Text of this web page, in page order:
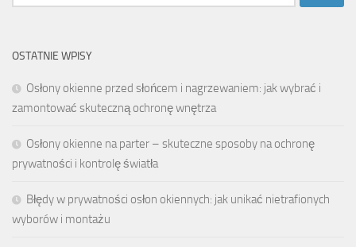
OSTATNIE WPISY
Osłony okienne przed słońcem i nagrzewaniem: jak wybrać i
zamontować skuteczną ochronę wnętrza
Osłony okienne na parter – skuteczne sposoby na ochronę
prywatności i kontrolę światła
Błędy w prywatności osłon okiennych: jak unikać nietrafionych
wyborów i montażu